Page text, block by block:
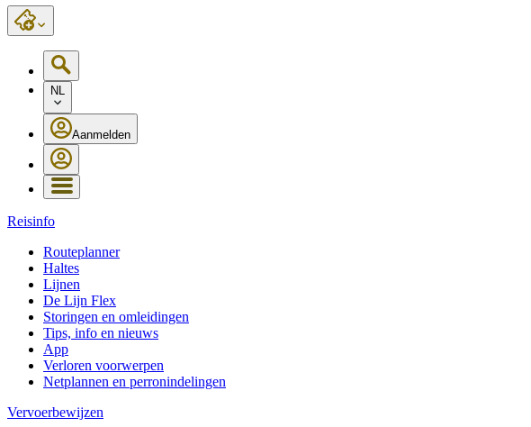
NL
Aanmelden
Reisinfo
Routeplanner
Haltes
Lijnen
De Lijn Flex
Storingen en omleidingen
Tips, info en nieuws
App
Verloren voorwerpen
Netplannen en perronindelingen
Vervoerbewijzen